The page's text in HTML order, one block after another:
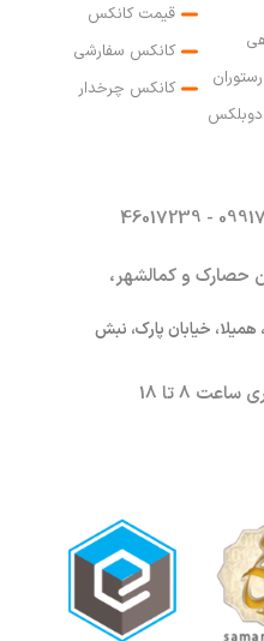
قیمت کانکس
کانکس سفارشی
کانکس چرخدار
حصارک و کمالشهر،
خیابان پارک، نبش
8 تا 18